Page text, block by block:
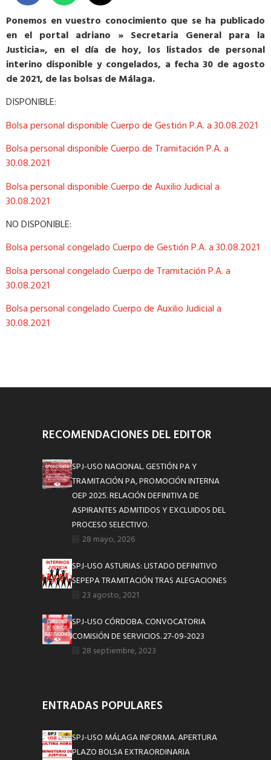
Ponemos en vuestro conocimiento que se ha publicado
en el portal adriano » Secretaria General para la
Justicia», en el día de hoy, los listados de personal
interino disponible y congelados, a fecha 30 de agosto
de 2021, de las bolsas de Málaga.
DISPONIBLE:
Bolsa personal disponible Cuerpo de Gestión P.A. a 30.08.2021
Bolsa personal disponible Cuerpo de Tramitación P.A. a
30.08.2021
Bolsa personal disponible Cuerpo de Auxilio Judicial a
30.08.2021
NO DISPONIBLE:
Bolsa personal congelado Cuerpo de Gestión P.A. a 30.08.2021
Bolsa personal congelado Cuerpo de Tramitación P.A. a
30.08.2021
Bolsa personal congelado Cuerpo de Auxilio Judicial a
30.08.2021
RECOMENDACIONES DEL EDITOR
SPJ-USO NACIONAL. GESTIÓN PA Y
TRAMITACIÓN PA, PROMOCIÓN INTERNA
OEP 2025. RELACIÓN DEFINITIVA DE
ASPIRANTES ADMITIDOS Y EXCLUIDOS DEL
PROCESO SELECTIVO.
28 mayo, 2026
SPJ-USO ASTURIAS: LISTADO DEFINITIVO
SEPEPA TRAMITACIÓN TRAS ALEGACIONES
23 agosto, 2021
SPJ-USO CÓRDOBA. CONVOCATORIA
COMISIÓN DE SERVICIOS. 27-09-2023
28 septiembre, 2023
ENTRADAS POPULARES
SPJ-USO MÁLAGA INFORMA. APERTURA
PLAZO BOLSA EXTRAORDINARIA